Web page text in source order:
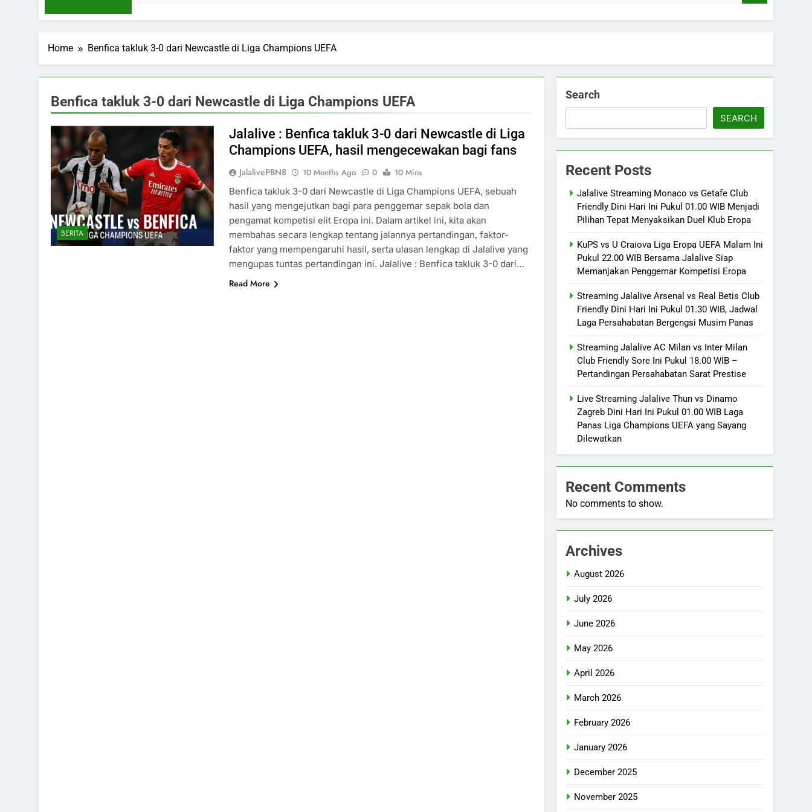
Home Benfica takluk 3-0 dari Newcastle di Liga Champions UEFA
Benfica takluk 3-0 dari Newcastle di Liga Champions UEFA
BERITA
Jalalive : Benfica takluk 3-0 dari Newcastle di Liga
Champions UEFA, hasil mengecewakan bagi fans
JalalivePBN8 10 Months Ago 0
10 Mins
Benfica takluk 3-0 dari Newcastle di Liga Champions UEFA, sebuah
hasil yang mengejutkan bagi para penggemar sepak bola dan
pengamat kompetisi elit Eropa ini. Dalam artikel ini, kita akan
membahas secara lengkap tentang jalannya pertandingan, faktor-
faktor yang mempengaruhi hasil, serta ulasan lengkap di Jalalive yang
mengupas tuntas pertandingan ini. Jalalive : Benfica takluk 3-0 dari…
Read More
Search
SEARCH
Recent Posts
Jalalive Streaming Monaco vs Getafe Club
Friendly Dini Hari Ini Pukul 01.00 WIB Menjadi
Pilihan Tepat Menyaksikan Duel Klub Eropa
KuPS vs U Craiova Liga Eropa UEFA Malam Ini
Pukul 22.00 WIB Bersama Jalalive Siap
Memanjakan Penggemar Kompetisi Eropa
Streaming Jalalive Arsenal vs Real Betis Club
Friendly Dini Hari Ini Pukul 01.30 WIB, Jadwal
Laga Persahabatan Bergengsi Musim Panas
Streaming Jalalive AC Milan vs Inter Milan
Club Friendly Sore Ini Pukul 18.00 WIB –
Pertandingan Persahabatan Sarat Prestise
Live Streaming Jalalive Thun vs Dinamo
Zagreb Dini Hari Ini Pukul 01.00 WIB Laga
Panas Liga Champions UEFA yang Sayang
Dilewatkan
Recent Comments
No comments to show.
Archives
August 2026
July 2026
June 2026
May 2026
April 2026
March 2026
February 2026
January 2026
December 2025
November 2025